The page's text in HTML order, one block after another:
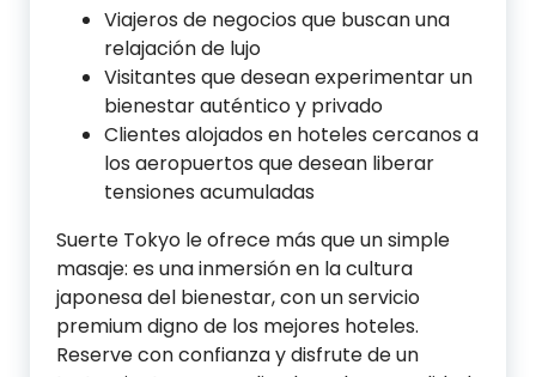
Viajeros de negocios que buscan una
relajación de lujo
Visitantes que desean experimentar un
bienestar auténtico y privado
Clientes alojados en hoteles cercanos a
los aeropuertos que desean liberar
tensiones acumuladas
Suerte Tokyo le ofrece más que un simple
masaje: es una inmersión en la cultura
japonesa del bienestar, con un servicio
premium digno de los mejores hoteles.
Reserve con confianza y disfrute de un